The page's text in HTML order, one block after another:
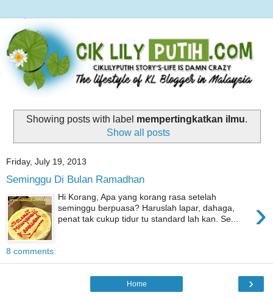
Showing posts with label mempertingkatkan ilmu.
Show all posts
Friday, July 19, 2013
Seminggu Di Bulan Ramadhan
›
Hi Korang, Apa yang korang rasa setelah
seminggu berpuasa? Haruslah lapar, dahaga,
penat tak cukup tidur tu standard lah kan. Se...
8 comments:
›
Home